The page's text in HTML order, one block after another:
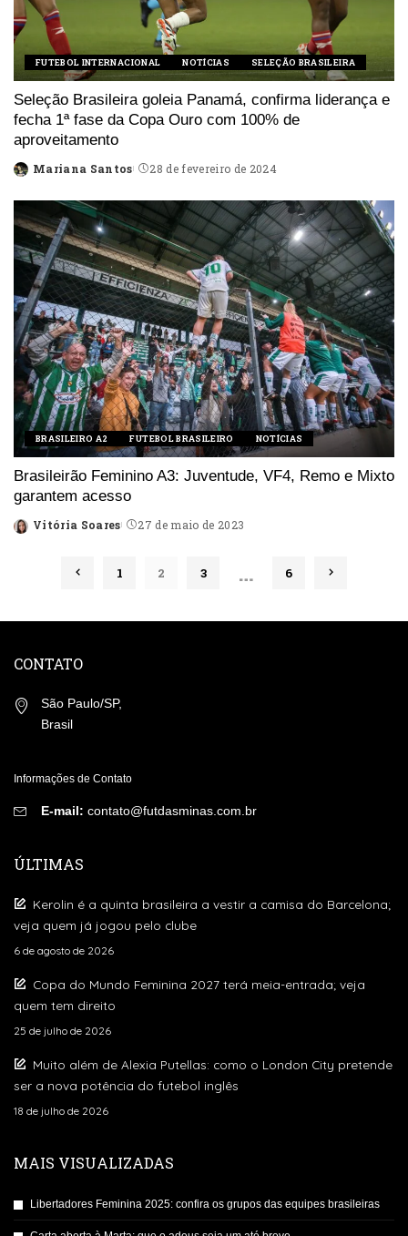
FUTEBOL INTERNACIONAL NOTÍCIAS SELEÇÃO BRASILEIRA
Seleção Brasileira goleia Panamá, confirma liderança e
fecha 1ª fase da Copa Ouro com 100% de
aproveitamento
Posted
Mariana Santos 28 de fevereiro de 2024
BRASILEIRO A2 FUTEBOL BRASILEIRO NOTÍCIAS
Brasileirão Feminino A3: Juventude, VF4, Remo e Mixto
garantem acesso
Posted
Vitória Soares 27 de maio de 2023
1 2 3 … 6
CONTATO
São Paulo/SP,
Brasil
Informações de Contato
E-mail: contato@futdasminas.com.br
ÚLTIMAS
Kerolin é a quinta brasileira a vestir a camisa do Barcelona;
veja quem já jogou pelo clube
6 de agosto de 2026
Copa do Mundo Feminina 2027 terá meia-entrada; veja
quem tem direito
25 de julho de 2026
Muito além de Alexia Putellas: como o London City pretende
ser a nova potência do futebol inglês
18 de julho de 2026
MAIS VISUALIZADAS
Libertadores Feminina 2025: confira os grupos das equipes brasileiras